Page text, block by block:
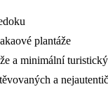
plantáže
a minimální
a